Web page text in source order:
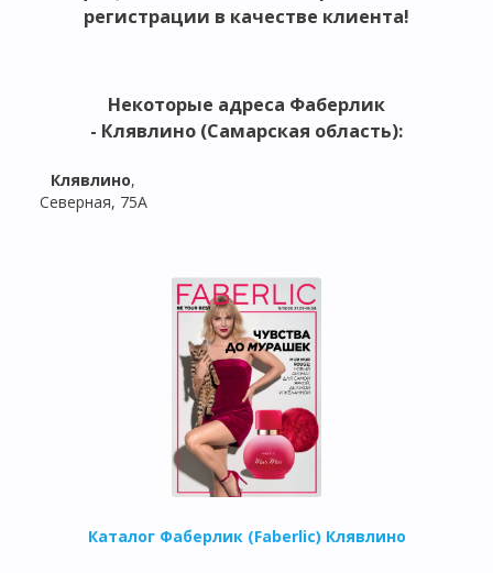
регистрации в качестве клиента!
Некоторые адреса Фаберлик
- Клявлино (Самарская область):
Клявлино,
Северная, 75А
Каталог Фаберлик (Faberlic) Клявлино